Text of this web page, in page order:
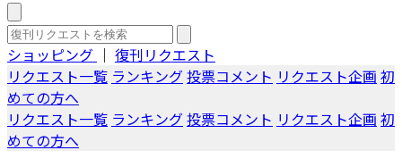
ショッピング ｜ 復刊リクエスト
リクエスト一覧 ランキング投票コメント リクエスト企画 初
めての方へ
リクエスト一覧 ランキング投票コメント リクエスト企画 初
めての方へ